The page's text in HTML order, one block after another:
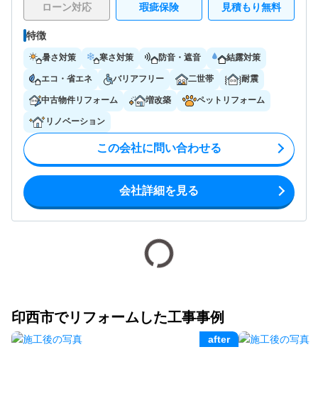
ローン対応 瑕疵保険 見積もり無料
特徴
暑さ対策 寒さ対策 防音・遮音 結露対策
エコ・省エネ バリアフリー 二世帯 耐震
中古物件リフォーム 増改築 ペットリフォーム
リノベーション
この会社に問い合わせる
会社詳細を見る
印西市でリフォームした工事事例
after